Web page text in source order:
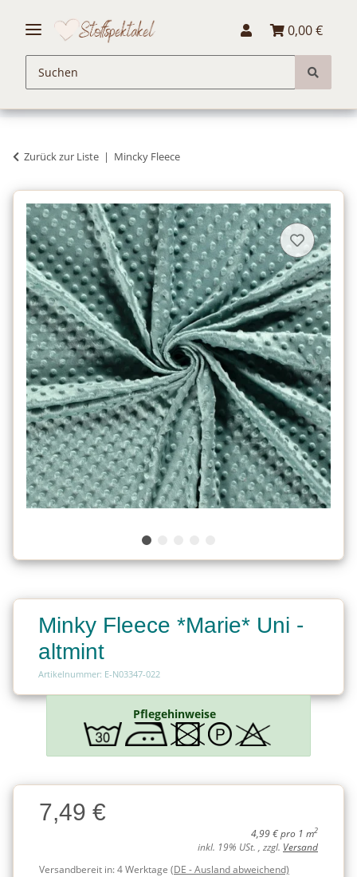
0,00 €
Zurück zur Liste Mincky Fleece
Minky Fleece *Marie* Uni -
altmint
Artikelnummer: E-N03347-022
Pflegehinweise
Charge
Charge7,49 €
4,99 € pro 1 m2
inkl. 19% USt. , zzgl. Versand
Versandbereit in:4 Werktage (DE - Ausland abweichend)